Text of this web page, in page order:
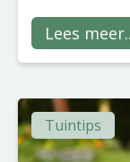
iets van zijn
of niet!
Lees
Tuintips